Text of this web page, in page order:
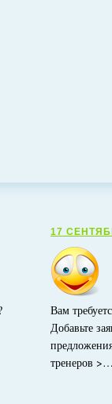
17
Вам
Добавьте
тренеров